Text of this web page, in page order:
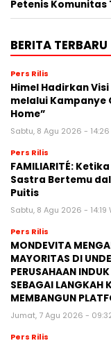
Petenis Komunitas
BERITA TERBARU
Pers Rilis
Himel Hadirkan
melalui Kampanye
Home”
Sabtu, 8 Agu 2026 - 14:26
Pers Rilis
FAMILIARITÉ:
Sastra Bertemu
Puitis
Sabtu, 8 Agu 2026 - 14:19
Pers Rilis
MONDEVITA
MAYORITAS DI
PERUSAHAAN
SEBAGAI LANGKAH
MEMBANGUN
Jumat, 7 Agu 2026 -
Pers Rilis